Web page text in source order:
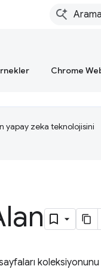
Chrome
yapay zeka teknolojisini